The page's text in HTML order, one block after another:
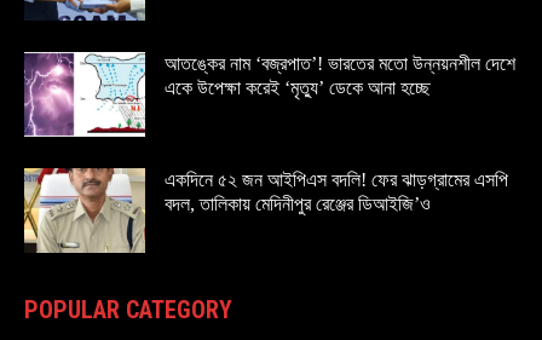
আতঙ্কের নাম ‘বজ্রপাত’! ভারতের মতো উন্নয়নশীল দেশে
একে উপেক্ষা করেই ‘মৃত্যু’ ডেকে আনা হচ্ছে
একদিনে ৫২ জন আইপিএস বদলি! ফের ঝাড়গ্রামের এসপি
বদল, তালিকায় মেদিনীপুর রেঞ্জের ডিআইজি’ও
POPULAR CATEGORY